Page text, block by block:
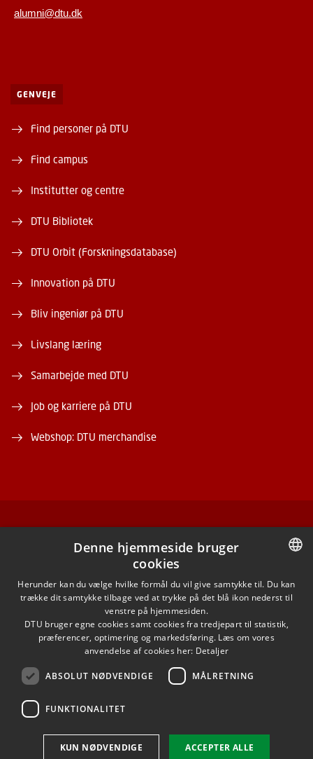
alumni@dtu.dk
GENVEJE
Find personer på DTU
Find campus
Institutter og centre
DTU Bibliotek
DTU Orbit (Forskningsdatabase)
Innovation på DTU
Bliv ingeniør på DTU
Livslang læring
Samarbejde med DTU
Job og karriere på DTU
Webshop: DTU merchandise
INSTAGRAM
LINKEDIN
X
YOUTUBE
DANISH
ENGLISH
Denne hjemmeside bruger
cookies
Herunder kan du vælge hvilke formål du vil give samtykke til. Du kan
trække dit samtykke tilbage ved at trykke på det blå ikon nederst til
venstre på hjemmesiden.
DTU bruger egne cookies samt cookies fra tredjepart til statistik,
præferencer, optimering og markedsføring. Læs om vores
anvendelse af cookies her: Detaljer
ABSOLUT NØDVENDIGE MÅLRETNING
FUNKTIONALITET
ACCEPTER ALLE
KUN NØDVENDIGE